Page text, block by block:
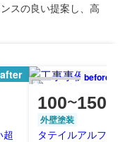
スの良い提案し、高
after
超
before
100〜150
外壁塗装
タテイルアルフ